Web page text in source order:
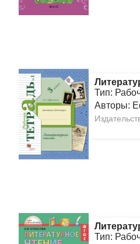
Тип:
Авторы:
Тип: